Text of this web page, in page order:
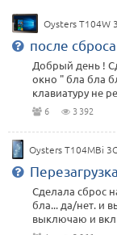
Оуsters T104W
после
Добрый день !
окно " бла бла
клавиатуру не
6 3 392
Oysters T104MBi 3G
Сделала сброс
бла... да/нет. и
выключаю и